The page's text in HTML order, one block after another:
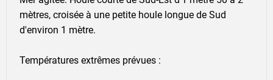
mètres, croisée à une petite houle longue de Sud
d'environ 1 mètre.
Températures extrêmes prévues :